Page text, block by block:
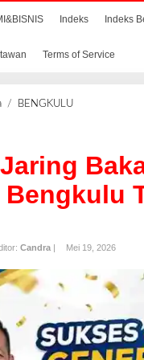
Indeks Indeks
Terms of Service
/ BENGKULU
s
J
i
k
a
Bengkulu
Candra | Mei 19, 2026